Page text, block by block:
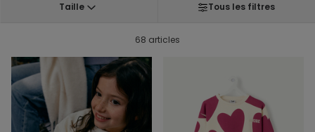
Taille Tous les filtres
68 articles